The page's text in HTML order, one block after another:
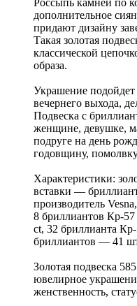
Россыпь камней по
дополнительное
придают дизайну
Такая золотая
классической
образа.
Украшение
вечернего выхода,
Подвеска с
женщине, девушке,
подруге на день
годовщину,
Характеристики:
вставки —
производитель
8 бриллиантов Кр-
ct, 32 бриллианта
бриллиантов — 41
Золотая подвеска
ювелирное
женственность,